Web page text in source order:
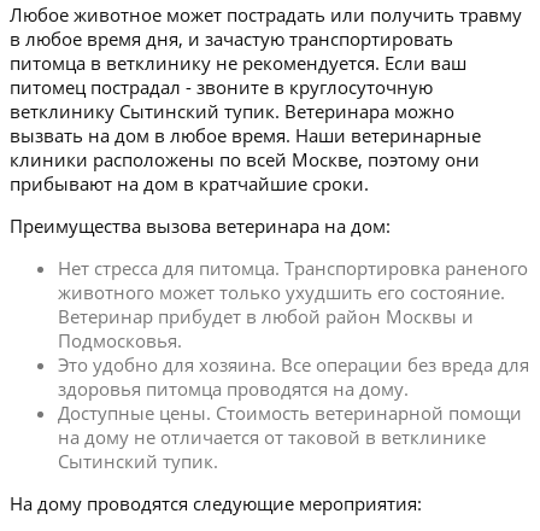
Любое животное может пострадать или получить травму
в любое время дня, и зачастую транспортировать
питомца в ветклинику не рекомендуется. Если ваш
питомец пострадал - звоните в круглосуточную
ветклинику Сытинский тупик. Ветеринара можно
вызвать на дом в любое время. Наши ветеринарные
клиники расположены по всей Москве, поэтому они
прибывают на дом в кратчайшие сроки.
Преимущества вызова ветеринара на дом:
Нет стресса для питомца. Транспортировка раненого
животного может только ухудшить его состояние.
Ветеринар прибудет в любой район Москвы и
Подмосковья.
Это удобно для хозяина. Все операции без вреда для
здоровья питомца проводятся на дому.
Доступные цены. Стоимость ветеринарной помощи
на дому не отличается от таковой в ветклинике
Сытинский тупик.
На дому проводятся следующие мероприятия: